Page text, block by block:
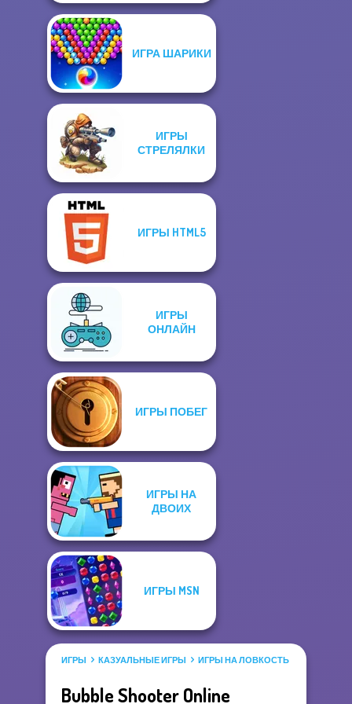
ИГРА ШАРИКИ
ИГРЫ
СТРЕЛЯЛКИ
ИГРЫ HTML5
ИГРЫ
ОНЛАЙН
ИГРЫ ПОБЕГ
ИГРЫ НА
ДВОИХ
ИГРЫ MSN
ИГРЫ КАЗУАЛЬНЫЕ ИГРЫ ИГРЫ НА ЛОВКОСТЬ ИГРА
Bubble Shooter Online